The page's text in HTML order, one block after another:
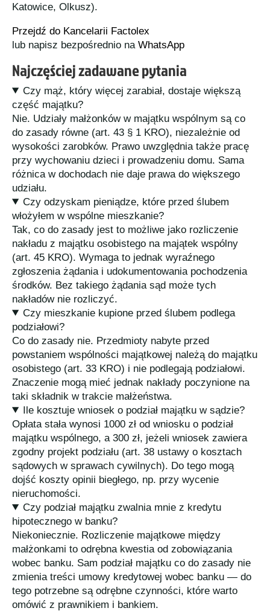
Katowice, Olkusz).
Przejdź do Kancelarii Factolex
lub napisz bezpośrednio na WhatsApp
Najczęściej zadawane pytania
Czy mąż, który więcej zarabiał, dostaje większą
część majątku?
Nie. Udziały małżonków w majątku wspólnym są co
do zasady równe (art. 43 § 1 KRO), niezależnie od
wysokości zarobków. Prawo uwzględnia także pracę
przy wychowaniu dzieci i prowadzeniu domu. Sama
różnica w dochodach nie daje prawa do większego
udziału.
Czy odzyskam pieniądze, które przed ślubem
włożyłem w wspólne mieszkanie?
Tak, co do zasady jest to możliwe jako rozliczenie
nakładu z majątku osobistego na majątek wspólny
(art. 45 KRO). Wymaga to jednak wyraźnego
zgłoszenia żądania i udokumentowania pochodzenia
środków. Bez takiego żądania sąd może tych
nakładów nie rozliczyć.
Czy mieszkanie kupione przed ślubem podlega
podziałowi?
Co do zasady nie. Przedmioty nabyte przed
powstaniem wspólności majątkowej należą do majątku
osobistego (art. 33 KRO) i nie podlegają podziałowi.
Znaczenie mogą mieć jednak nakłady poczynione na
taki składnik w trakcie małżeństwa.
Ile kosztuje wniosek o podział majątku w sądzie?
Opłata stała wynosi 1000 zł od wniosku o podział
majątku wspólnego, a 300 zł, jeżeli wniosek zawiera
zgodny projekt podziału (art. 38 ustawy o kosztach
sądowych w sprawach cywilnych). Do tego mogą
dojść koszty opinii biegłego, np. przy wycenie
nieruchomości.
Czy podział majątku zwalnia mnie z kredytu
hipotecznego w banku?
Niekoniecznie. Rozliczenie majątkowe między
małżonkami to odrębna kwestia od zobowiązania
wobec banku. Sam podział majątku co do zasady nie
zmienia treści umowy kredytowej wobec banku — do
tego potrzebne są odrębne czynności, które warto
omówić z prawnikiem i bankiem.